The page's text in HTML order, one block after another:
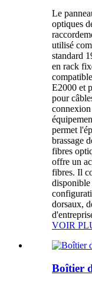
Le
optiques
utilisé
standard
en rack
E2000 et
pour
connexion
permet
brassage
fibres
offre un
fibres. Il
dorsaux,
VOIR
Boîtier